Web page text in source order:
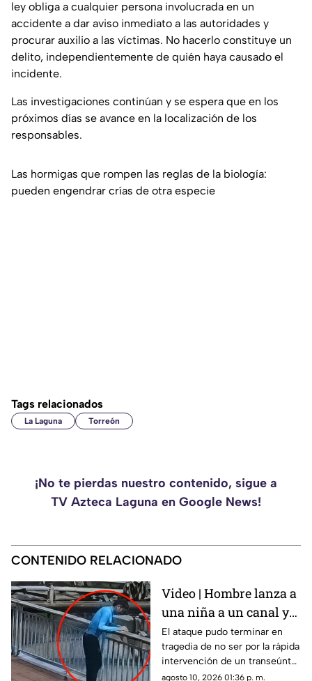
ley obliga a cualquier persona involucrada en un
accidente a dar aviso inmediato a las autoridades y
procurar auxilio a las víctimas. No hacerlo constituye un
delito, independientemente de quién haya causado el
incidente.
Las investigaciones continúan y se espera que en los
próximos días se avance en la localización de los
responsables.
Las hormigas que rompen las reglas de la biología:
pueden engendrar crías de otra especie
Tags relacionados
La Laguna Torreón
¡No te pierdas nuestro contenido, sigue a
TV Azteca Laguna en Google News!
CONTENIDO RELACIONADO
Video | Hombre lanza a
una niña a un canal y
un extraño logra
salvarla
El ataque pudo terminar en
tragedia de no ser por la rápida
intervención de un transeúnte
que circulaba por la zona en un
agosto 10, 2026 01:36 p. m.